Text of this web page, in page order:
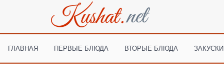
ГЛАВНАЯ ПЕРВЫЕ БЛЮДА ВТОРЫЕ БЛЮДА ЗАКУСКИ